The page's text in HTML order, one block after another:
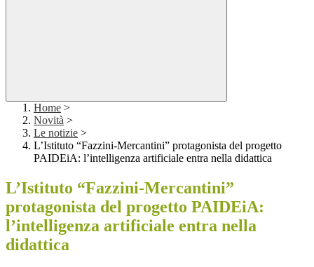
Home >
Novità >
Le notizie >
L’Istituto “Fazzini-Mercantini” protagonista del progetto
PAIDEiA: l’intelligenza artificiale entra nella didattica
L’Istituto “Fazzini-Mercantini”
protagonista del progetto PAIDEiA:
l’intelligenza artificiale entra nella
didattica